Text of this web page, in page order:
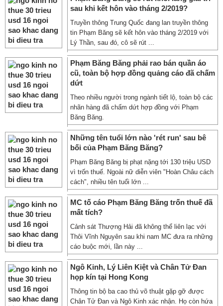
sau khi kết hôn vào tháng 2/2019?
Truyền thông Trung Quốc đang lan truyền thông
tin Phạm Băng sẽ kết hôn vào tháng 2/2019 với
Lý Thần, sau đó, cô sẽ rút ...
Phạm Băng Băng phải rao bán quần áo
cũ, toàn bộ hợp đồng quảng cáo đã chấm
dứt
Theo nhiều người trong ngành tiết lộ, toàn bộ các
nhãn hàng đã chấm dứt hợp đồng với Phạm
Băng Băng.
Những tên tuổi lớn nào 'rét run' sau bê
bối của Phạm Băng Băng?
Phạm Băng Băng bị phạt nặng tới 130 triệu USD
vì trốn thuế. Ngoài nữ diễn viên "Hoàn Châu cách
cách", nhiều tên tuổi lớn ...
MC tố cáo Phạm Băng Băng trốn thuế đã
mất tích?
Cảnh sát Thượng Hải đã không thể liên lạc với
Thôi Vĩnh Nguyên sau khi nam MC đưa ra những
cáo buộc mới, lần này ...
Ngô Kinh, Lý Liên Kiệt và Chân Tử Đan
họp kín tại Hong Kong
Thông tin bộ ba cao thủ võ thuật gặp gỡ được
Chân Tử Đan và Ngô Kinh xác nhận. Họ còn hứa